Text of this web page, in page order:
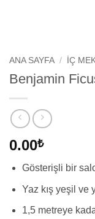
ANA SAYFA / İÇ
Benjamin
0.00₺
Gösterişli bir
Yaz kış yeşil ve
1,5 metreye